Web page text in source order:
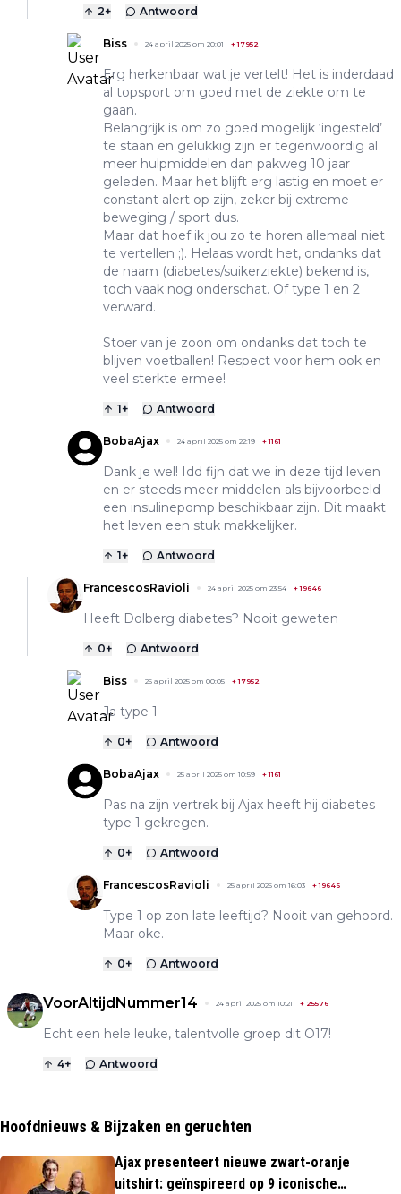
2+ Antwoord
Biss 24 april 2025 om 20:01 +17952
Erg herkenbaar wat je vertelt! Het is inderdaad
al topsport om goed met de ziekte om te
gaan.
Belangrijk is om zo goed mogelijk ‘ingesteld’
te staan en gelukkig zijn er tegenwoordig al
meer hulpmiddelen dan pakweg 10 jaar
geleden. Maar het blijft erg lastig en moet er
constant alert op zijn, zeker bij extreme
beweging / sport dus.
Maar dat hoef ik jou zo te horen allemaal niet
te vertellen ;). Helaas wordt het, ondanks dat
de naam (diabetes/suikerziekte) bekend is,
toch vaak nog onderschat. Of type 1 en 2
verward.
Stoer van je zoon om ondanks dat toch te
blijven voetballen! Respect voor hem ook en
veel sterkte ermee!
1+ Antwoord
BobaAjax 24 april 2025 om 22:19 +1161
Dank je wel! Idd fijn dat we in deze tijd leven
en er steeds meer middelen als bijvoorbeeld
een insulinepomp beschikbaar zijn. Dit maakt
het leven een stuk makkelijker.
1+ Antwoord
FrancescosRavioli 24 april 2025 om 23:54 +19646
Heeft Dolberg diabetes? Nooit geweten
0+ Antwoord
Biss 25 april 2025 om 00:05 +17952
Ja type 1
0+ Antwoord
BobaAjax 25 april 2025 om 10:59 +1161
Pas na zijn vertrek bij Ajax heeft hij diabetes
type 1 gekregen.
0+ Antwoord
FrancescosRavioli 25 april 2025 om 16:03 +19646
Type 1 op zon late leeftijd? Nooit van gehoord.
Maar oke.
0+ Antwoord
VoorAltijdNummer14 24 april 2025 om 10:21 + 25576
Echt een hele leuke, talentvolle groep dit O17!
4+ Antwoord
Hoofdnieuws & Bijzaken en geruchten
Ajax presenteert nieuwe zwart-oranje
uitshirt: geïnspireerd op 9 iconische